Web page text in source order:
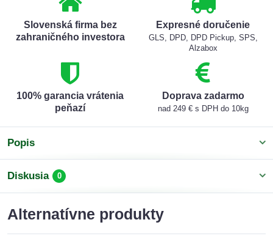
Slovenská firma bez
zahraničného investora
Expresné doručenie
GLS, DPD, DPD Pickup, SPS,
Alzabox
100% garancia vrátenia
peňazí
Doprava zadarmo
nad 249 € s DPH do 10kg
Popis
Diskusia 0
Alternatívne produkty